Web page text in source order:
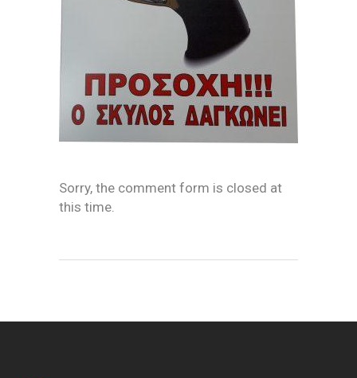
Sorry, the comment form is closed at
this time.